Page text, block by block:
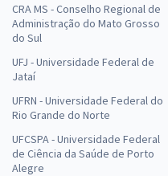
CRA MS - Conselho Regional de
Administração do Mato Grosso
do Sul
UFJ - Universidade Federal de
Jataí
UFRN - Universidade Federal do
Rio Grande do Norte
UFCSPA - Universidade Federal
de Ciência da Saúde de Porto
Alegre